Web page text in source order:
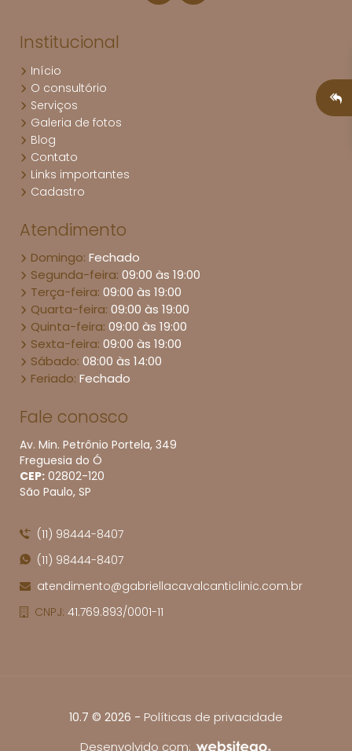
Institucional
Início
O consultório
Serviços
Galeria de fotos
Blog
Contato
Links importantes
Cadastro
Atendimento
Domingo: Fechado
Segunda-feira: 09:00 às 19:00
Terça-feira: 09:00 às 19:00
Quarta-feira: 09:00 às 19:00
Quinta-feira: 09:00 às 19:00
Sexta-feira: 09:00 às 19:00
Sábado: 08:00 às 14:00
Feriado: Fechado
Fale conosco
Av. Min. Petrônio Portela, 349
Freguesia do Ó
CEP: 02802​-120
São Paulo, SP
(11) 98444-8407
(11) 98444-8407
atendimento@gabriellacavalcanticlinic.com.br
CNPJ: 41.769.893/0001-11
10.7 © 2026 - Políticas de privacidade
Desenvolvido com: